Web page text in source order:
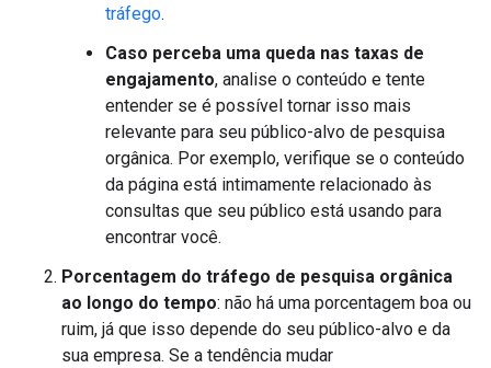
tráfego.
Caso perceba uma queda nas taxas de
engajamento, analise o conteúdo e tente
entender se é possível tornar isso mais
relevante para seu público-alvo de pesquisa
orgânica. Por exemplo, verifique se o conteúdo
da página está intimamente relacionado às
consultas que seu público está usando para
encontrar você.
Porcentagem do tráfego de pesquisa orgânica
ao longo do tempo: não há uma porcentagem boa ou
ruim, já que isso depende do seu público-alvo e da
sua empresa. Se a tendência mudar